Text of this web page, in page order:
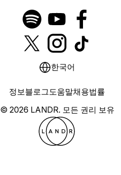
한국어
© 2026 LANDR. 모든 권리 보유
정보블로그도움말채용법률